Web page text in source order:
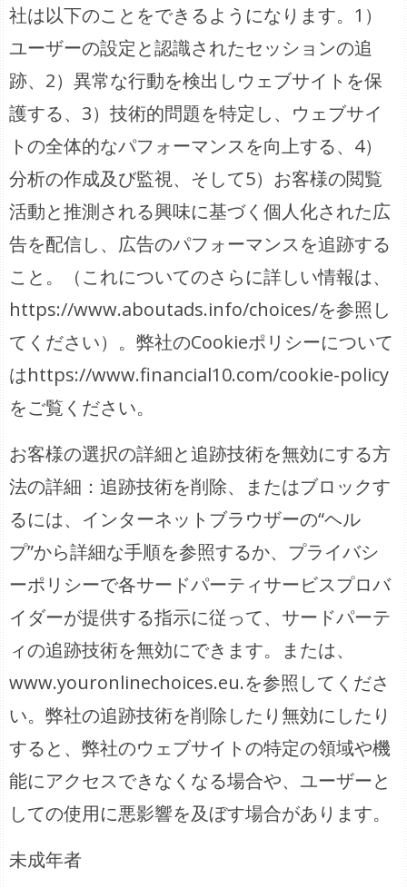
社は以下のことをできるようになります。1）
ユーザーの設定と認識されたセッションの追
跡、2）異常な行動を検出しウェブサイトを保
護する、3）技術的問題を特定し、ウェブサイ
トの全体的なパフォーマンスを向上する、4）
分析の作成及び監視、そして5）お客様の閲覧
活動と推測される興味に基づく個人化された広
告を配信し、広告のパフォーマンスを追跡する
こと。（これについてのさらに詳しい情報は、
https://www.aboutads.info/choices/を参照し
てください）。弊社のCookieポリシーについて
はhttps://www.financial10.com/cookie-policy
をご覧ください。
お客様の選択の詳細と追跡技術を無効にする方
法の詳細：追跡技術を削除、またはブロックす
るには、インターネットブラウザーの“ヘル
プ”から詳細な手順を参照するか、プライバシ
ーポリシーで各サードパーティサービスプロバ
イダーが提供する指示に従って、サードパーテ
ィの追跡技術を無効にできます。または、
www.youronlinechoices.eu.を参照してくださ
い。弊社の追跡技術を削除したり無効にしたり
すると、弊社のウェブサイトの特定の領域や機
能にアクセスできなくなる場合や、ユーザーと
しての使用に悪影響を及ぼす場合があります。
未成年者